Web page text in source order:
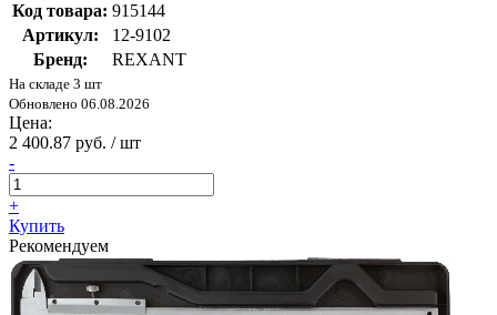
Код товара: 915144
Артикул:
12-9102
Бренд:
REXANT
На складе 3 шт
Обновлено 06.08.2026
Цена:
2 400.87 руб. / шт
-
+
Купить
Рекомендуем